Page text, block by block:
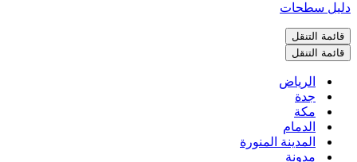
دليل سطحات
قائمة التنقل
قائمة التنقل
الرياض
جدة
مكة
الدمام
المدينة المنورة
مدونة